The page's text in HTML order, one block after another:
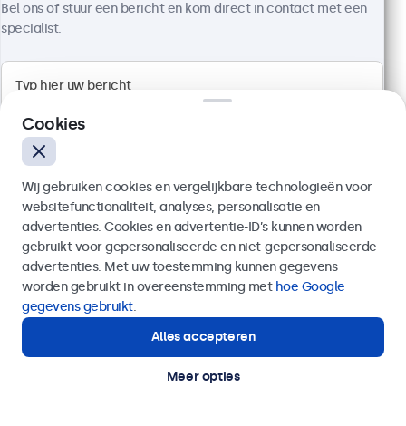
100+ stuks beschikbaar
Full HD multi-touch paneel
Aansluitingen: HDMI, DisplayPort, USB-C, VGA
Montage: desktop, wand, inbouw
Buitenmaat: 297 x 185 x 40 mm
€ 399,00
€ 482,79 incl. btw
Bekijken
In winkelwagen
Bel ons of stuur een bericht en kom direct in contact met een
specialist.
Verzenden
Of bel ons op
Hulp of advies nodig?
Direct contact met een specialist.
Cookies
Wij gebruiken cookies en vergelijkbare technologieën voor
websitefunctionaliteit, analyses, personalisatie en
advertenties. Cookies en advertentie-ID’s kunnen worden
gebruikt voor gepersonaliseerde en niet-gepersonaliseerde
advertenties. Met uw toestemming kunnen gegevens
worden gebruikt in overeenstemming met hoe Google
gegevens gebruikt.
Alles accepteren
Meer opties